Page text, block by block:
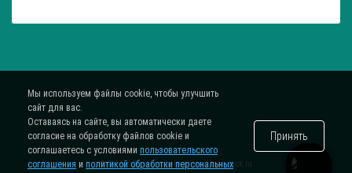
® 2015-2026. Интернет-магазинzatar-msk.ru
Мы используем файлы cookie, чтобы улучшить
сайт для вас.
Оставаясь на сайте, вы автоматически даете
согласие на обработку файлов cookie и
соглашаетесь с условиями пользовательского
соглашения и политикой обработки персональных
Принять